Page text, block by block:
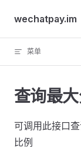
Skip to content
wechatpay.im
菜单
查询最
可调用此接口
比例